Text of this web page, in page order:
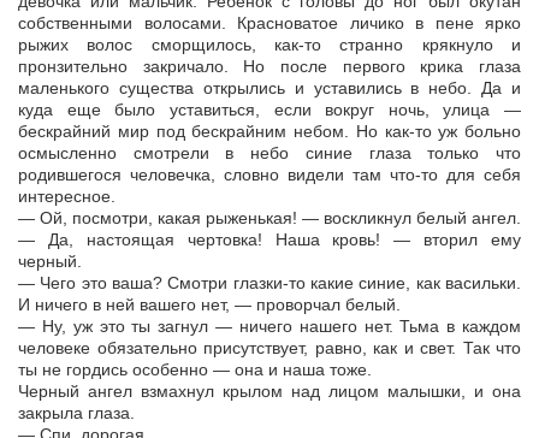
собственными волосами. Красноватое личико в пене ярко
рыжих волос сморщилось, как-то странно крякнуло и
пронзительно закричало. Но после первого крика глаза
маленького существа открылись и уставились в небо. Да и
куда еще было уставиться, если вокруг ночь, улица —
бескрайний мир под бескрайним небом. Но как-то уж больно
осмысленно смотрели в небо синие глаза только что
родившегося человечка, словно видели там что-то для себя
интересное.
— Ой, посмотри, какая рыженькая! — воскликнул белый ангел.
— Да, настоящая чертовка! Наша кровь! — вторил ему
черный.
— Чего это ваша? Смотри глазки-то какие синие, как васильки.
И ничего в ней вашего нет, — проворчал белый.
— Ну, уж это ты загнул — ничего нашего нет. Тьма в каждом
человеке обязательно присутствует, равно, как и свет. Так что
ты не гордись особенно — она и наша тоже.
Черный ангел взмахнул крылом над лицом малышки, и она
закрыла глаза.